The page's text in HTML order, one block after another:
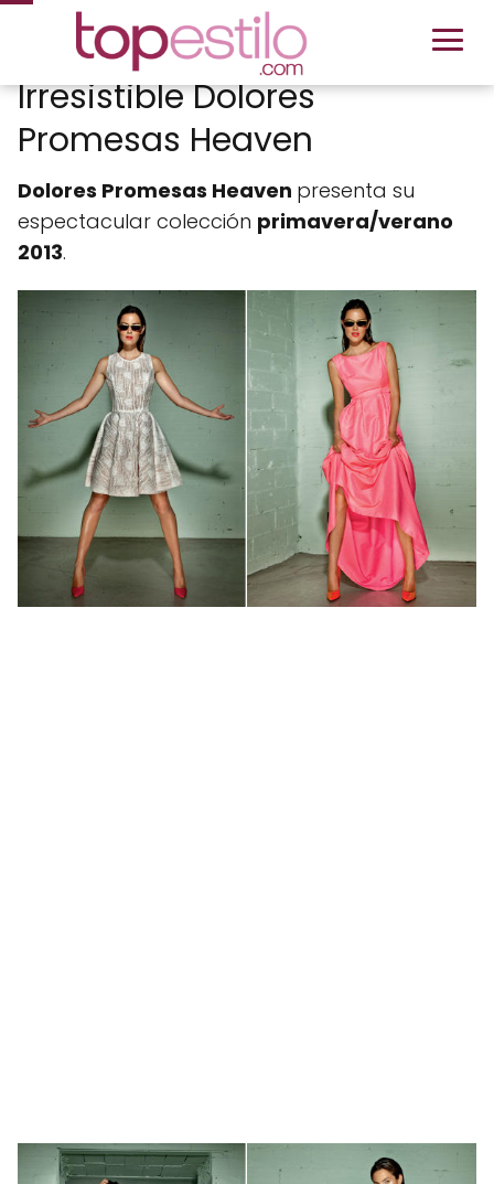
Irresistible Dolores
Promesas Heaven
Dolores Promesas Heaven presenta su
espectacular colección primavera/verano
2013.